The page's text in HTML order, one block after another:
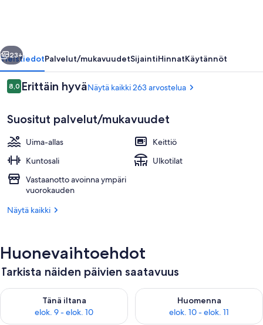
Seuraava
23+
YleistiedotPalvelut/mukavuudetSijaintiHinnatKäytännöt
Arvostelut
8,08,0 kautta 10.
Erittäin hyväNäytä kaikki 263 arvostelua
Suositut palvelut/mukavuudet
Uima-allas
Keittiö
Kuntosali
Ulkotilat
Vastaanotto avoinna ympäri
vuorokauden
Näytä kaikki
Huonevaihtoehdot
Tarkista näiden päivien saatavuus
Tänä iltana
elok. 9 - elok. 10
Tarkista tämän illan saatavuus elok. 9 - elok. 10
Huomenna
elok. 10 - elok. 11
Tarkista huomisen saatavuus